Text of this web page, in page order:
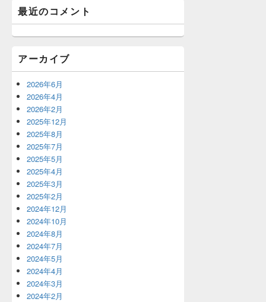
最近のコメント
アーカイブ
2026年6月
2026年4月
2026年2月
2025年12月
2025年8月
2025年7月
2025年5月
2025年4月
2025年3月
2025年2月
2024年12月
2024年10月
2024年8月
2024年7月
2024年5月
2024年4月
2024年3月
2024年2月